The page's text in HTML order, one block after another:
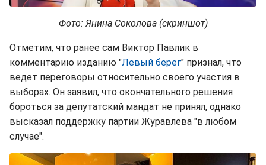
Фото: Янина Соколова (скриншот)
Отметим, что ранее сам Виктор Павлик в
комментарию изданию "Левый берег" признал, что
ведет переговоры относительно своего участия в
выборах. Он заявил, что окончательного решения
бороться за депутатский мандат не принял, однако
высказал поддержку партии Журавлева "в любом
случае".